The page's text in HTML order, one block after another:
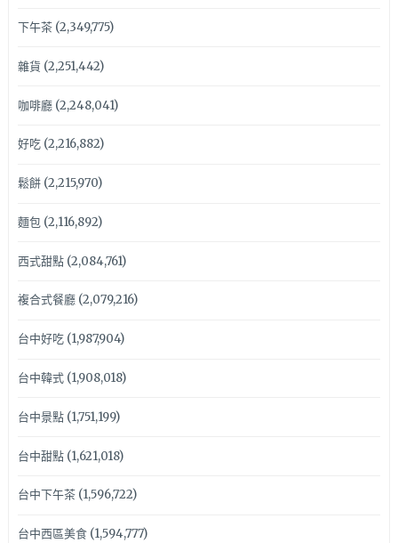
下午茶(2,349,775)
雜貨 (2,251,442)
咖啡廳(2,248,041)
好吃(2,216,882)
鬆餅(2,215,970)
麵包(2,116,892)
西式甜點(2,084,761)
複合式餐廳(2,079,216)
台中好吃(1,987,904)
台中韓式(1,908,018)
台中景點(1,751,199)
台中甜點(1,621,018)
台中下午茶(1,596,722)
台中西區美食(1,594,777)